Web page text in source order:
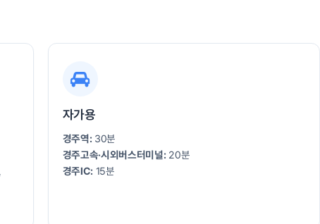
자가용
경주역: 30분
경주고속·시외버스터미널: 20분
경주IC: 15분